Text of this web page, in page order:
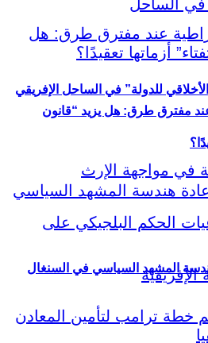
للدولة” في الساحل الإفريقي
عند مفترق طرق: هل يزيد “قانون
المشهد السياسي في السنغال